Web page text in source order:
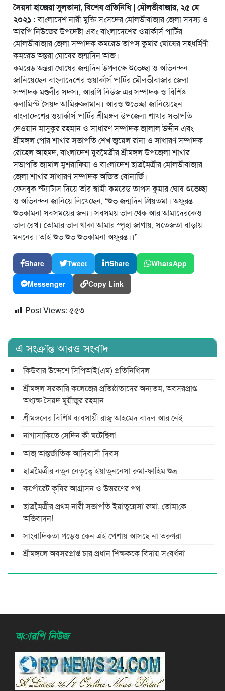
সৈয়দা হাজেরা সুলতানা, বিশেষ প্রতিনিধি | মৌলভীবাজার, ২৫ মে
২০২১ :বাংলাদেশ নারী মুক্তি সংসদের মৌলভীবাজার জেলা সদস্য ও
আরপি নিউজের উপদেষ্টা এবং বাংলাদেশের ওয়ার্কার্স পার্টির
মৌলভীবাজার জেলা সম্পাদক কমরেড তাপস কুমারঘোষের সহধর্মিণী
কমরেড অন্তরা ঘোষের জন্মদিন আজ।
কমরেড অন্তরা ঘোষের জন্মদিন উপলক্ষে শুভেচ্ছা ও অভিনন্দন
জানিয়েছেন বাংলাদেশের ওয়ার্কার্স পার্টির মৌলভীবাজার জেলা
সম্পাদক মণ্ডলীর সদস্য, আরপি নিউজ এর সম্পাদক ও বিশিষ্ট
কলামিস্ট সৈয়দ আমিরুজ্জামান। আরও শুভেচ্ছা জানিয়েছেন
বাংলাদেশের ওয়ার্কার্স পার্টির শ্রীমঙ্গল উপজেলা শাখার সভাপতি
দেওয়ান মাসুকুর রহমান ও সাধারণ সম্পাদক জালাল উদ্দীন এবং
শ্রীমঙ্গল পৌর শাখার সভাপতি শেখ জুয়েল রানা ও সাধারণ সম্পাদক
রোহেল আহমদ, বাংলাদেশ যুবমৈত্রীর শ্রীমঙ্গল উপজেলা শাখার
সভাপতি জামাল মুশরাফিয়া ও বাংলাদেশ ছাত্রমৈত্রীর মৌলভীবাজার
জেলা শাখার সাধারণ সম্পাদক অজিত বোনার্জি।
ফেসবুক স্ট্যাটাস দিয়ে তাঁর স্বামী কমরেড তাপস কুমার ঘোষ শুভেচ্ছা
ও অভিনন্দন জানিয়ে লিখেছেন, “শুভ জন্মদিন প্রিয়তমা। অফুরন্ত
শুভকামনা সবসময়ের জন্য। সবসময় ভাল থেক আর আমাদেরকেও
ভাল রেখ। তোমার ভাল থাকা আমার স্পৃহা জাগায়, সতেজতা বাড়ায়
মননের। তাই শুভ শুভ শুভকামনা অফুরন্ত।।”
Share Tweet Share WhatsApp
Messenger Copy Link
Post Views: ৫৫৩
এ সংক্রান্ত আরও সংবাদ
কিউবার উদ্দেশে সিপিআই(এম) প্রতিনিধিদল
শ্রীমঙ্গল সরকারি কলেজের প্রতিষ্ঠাতাদের অন্যতম, অবসরপ্রাপ্ত
অধ্যক্ষ সৈয়দ মূয়ীজুর রহমান
শ্রীমঙ্গলের বিশিষ্ট ব্যবসায়ী রাজু আহমেদ বাদল আর নেই
নাগাসাকিতে সেদিন কী ঘটেছিল!
আজ আন্তর্জাতিক আদিবাসী দিবস
ছাত্রমৈত্রীর নতুন নেতৃত্বে ইয়াতুননেসা রুমা-ফাহিম শুভ্র
কর্পোরেট কৃষির আগ্রাসন ও উত্তরণের পথ
ছাত্রমৈত্রীর প্রথম নারী সভাপ‌তি ইয়াতুন্নেসা রুমা, তোমা‌কে
অ‌ভিবাদন!
সাংবাদিকতা পড়েও কেন এই পেশায় আসছে না তরুণরা
শ্রীমঙ্গলে অবসরপ্রাপ্ত চার প্রধান শিক্ষককে বিদায় সংবর্ধনা
অারপি নিউজ